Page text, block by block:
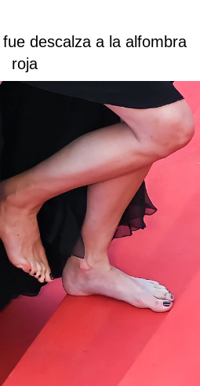
descalza a la alfombra
roja